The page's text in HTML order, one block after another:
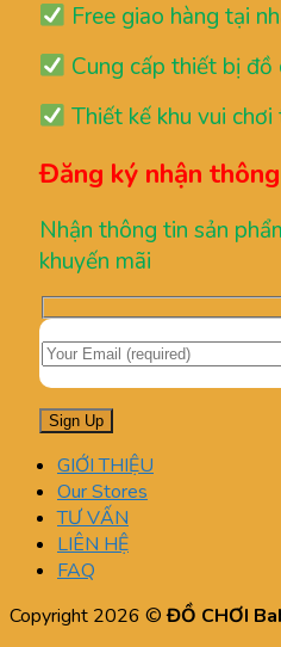
Free giao hàng tại
Cung cấp thiết bị đồ
Thiết kế khu vui chơi
Đăng ký nhận
Nhận thông tin sản
khuyến mãi
GIỚI THIỆU
Our Stores
TƯ VẤN
LIÊN HỆ
FAQ
Copyright 2026 ©ĐỒ CHƠI